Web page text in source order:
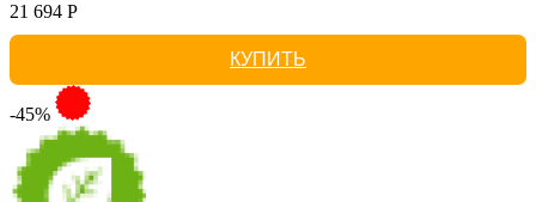
21 694 Р
КУПИТЬ
-45%